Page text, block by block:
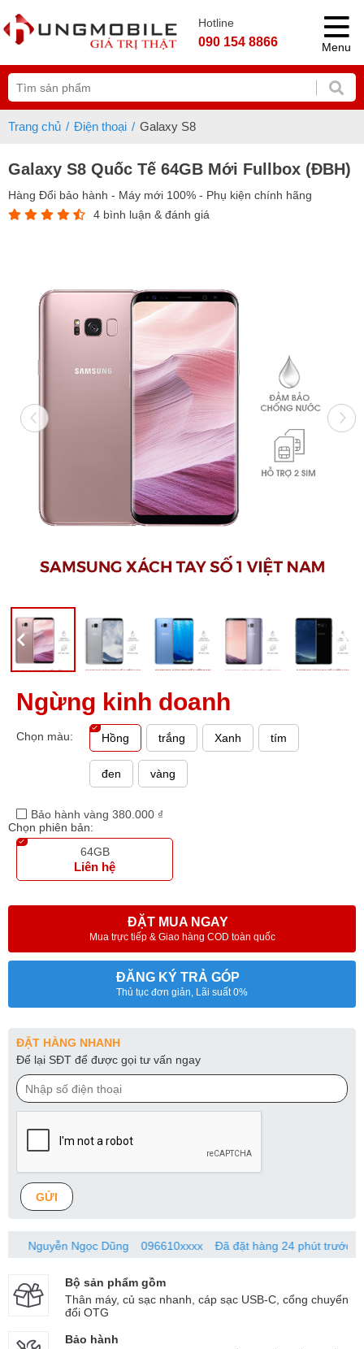
Hotline
090 154 8866 Menu
Trang chủ Điện thoại Galaxy S8
Galaxy S8 Quốc Tế 64GB Mới Fullbox (ĐBH)
Hàng Đổi bảo hành - Máy mới 100% - Phụ kiện chính hãng
4 bình luận & đánh giá
Ngừng kinh doanh
Chọn màu: Hồng trắng Xanh tím
đen vàng
Bảo hành vàng 380.000 ₫
Chọn phiên bản:
64GB
Liên hệ
ĐẶT MUA NGAY
Mua trực tiếp & Giao hàng COD toàn quốc
ĐĂNG KÝ TRẢ GÓP
Thủ tục đơn giản, Lãi suất 0%
ĐẶT HÀNG NHANH
Để lại SĐT để được gọi tư vấn ngay
GỬI
Ngọc Dũng 096610xxxx Đã đặt hàng 24 phút trước
Bộ sản phẩm gồm
Thân máy, củ sạc nhanh, cáp sạc USB-C, cổng chuyển
đổi OTG
Bảo hành